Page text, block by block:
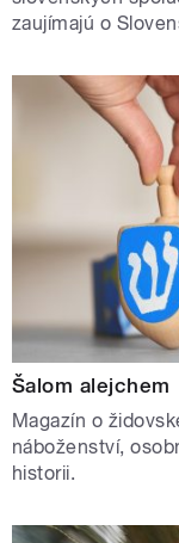
zaujímajú o
Šalom alejchem
Magazín o
náboženství,
historii.